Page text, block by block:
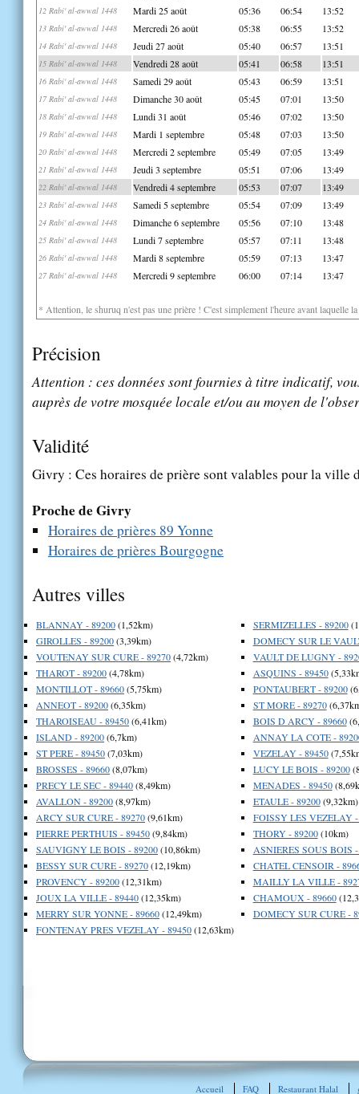
12 Rabi' al-awwal 1448 Mardi 25 août 05:36 06:54 13:52
13 Rabi' al-awwal 1448 Mercredi 26 août 05:38 06:55 13:52
14 Rabi' al-awwal 1448 Jeudi 27 août 05:40 06:57 13:51
15 Rabi' al-awwal 1448 Vendredi 28 août 05:41 06:58 13:51
16 Rabi' al-awwal 1448 Samedi 29 août 05:43 06:59 13:51
17 Rabi' al-awwal 1448 Dimanche 30 août 05:45 07:01 13:50
18 Rabi' al-awwal 1448 Lundi 31 août 05:46 07:02 13:50
19 Rabi' al-awwal 1448 Mardi 1 septembre 05:48 07:03 13:50
20 Rabi' al-awwal 1448 Mercredi 2 septembre 05:49 07:05 13:49
21 Rabi' al-awwal 1448 Jeudi 3 septembre 05:51 07:06 13:49
22 Rabi' al-awwal 1448 Vendredi 4 septembre 05:53 07:07 13:49
23 Rabi' al-awwal 1448 Samedi 5 septembre 05:54 07:09 13:49
24 Rabi' al-awwal 1448 Dimanche 6 septembre 05:56 07:10 13:48
25 Rabi' al-awwal 1448 Lundi 7 septembre 05:57 07:11 13:48
26 Rabi' al-awwal 1448 Mardi 8 septembre 05:59 07:13 13:47
27 Rabi' al-awwal 1448 Mercredi 9 septembre 06:00 07:14 13:47
* Attention, le shuruq n'est pas une prière ! C'est simplement l'heure avant laquelle
Précision
Attention : ces données sont fournies à titre indicatif,
auprès de votre mosquée locale et/ou au moyen de
Validité
Givry : Ces horaires de prière sont valables pour la ville
Proche de Givry
Horaires de prières 89 Yonne
Horaires de prières Bourgogne
Autres villes
BLANNAY - 89200(1,52km)
GIROLLES - 89200(3,39km)
VOUTENAY SUR CURE - 89270(4,72km)
THAROT - 89200(4,78km)
MONTILLOT - 89660(5,75km)
ANNEOT - 89200(6,35km)
THAROISEAU - 89450(6,41km)
ISLAND - 89200(6,7km)
ST PERE - 89450(7,03km)
BROSSES - 89660(8,07km)
PRECY LE SEC - 89440(8,49km)
AVALLON - 89200(8,97km)
ARCY SUR CURE - 89270(9,61km)
PIERRE PERTHUIS - 89450(9,84km)
SAUVIGNY LE BOIS - 89200(10,86km)
BESSY SUR CURE - 89270(12,19km)
PROVENCY - 89200(12,31km)
JOUX LA VILLE - 89440(12,35km)
MERRY SUR YONNE - 89660(12,49km)
FONTENAY PRES VEZELAY - 89450(12,63km)
SERMIZELLES - 89200
DOMECY SUR LE
VAULT DE LUGNY -
ASQUINS - 89450
PONTAUBERT - 89200
ST MORE - 89270
BOIS D ARCY - 89660
ANNAY LA COTE -
VEZELAY - 89450
LUCY LE BOIS - 89200
MENADES - 89450
ETAULE - 89200(9,32km)
FOISSY LES VEZELAY -
THORY - 89200(10km)
ASNIERES SOUS BOIS
CHATEL CENSOIR -
MAILLY LA VILLE -
CHAMOUX - 89660
DOMECY SUR CURE -
Accueil FAQ Restaurant Halal